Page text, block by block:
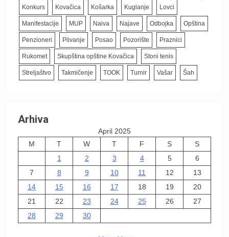
Konkurs Kovačica Košarka Kuglanje Lovci
Manifestacije MUP Naiva Najave Odbojka Opština
Penzioneri Plivanje Posao Pozorište Praznici
Rukomet Skupština opštine Kovačica Stoni tenis
Streljaštvo Takmičenje TOOK Turnir Vašar Šah
Arhiva
April 2025
M
T W T F S
S
1
2 3 4 5
6
7
8 9 10 11 12
13
14
15 16 17 18 19
20
21
22 23 24 25 26
27
28
29 30